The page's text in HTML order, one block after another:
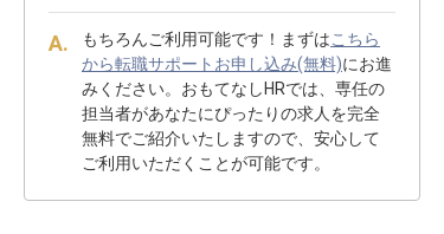
もちろんご利用可能です！まずはこちら
から転職サポートお申し込み(無料)にお進
みください。おもてなしHRでは、専任の
担当者があなたにぴったりの求人を完全
無料でご紹介いたしますので、安心して
ご利用いただくことが可能です。